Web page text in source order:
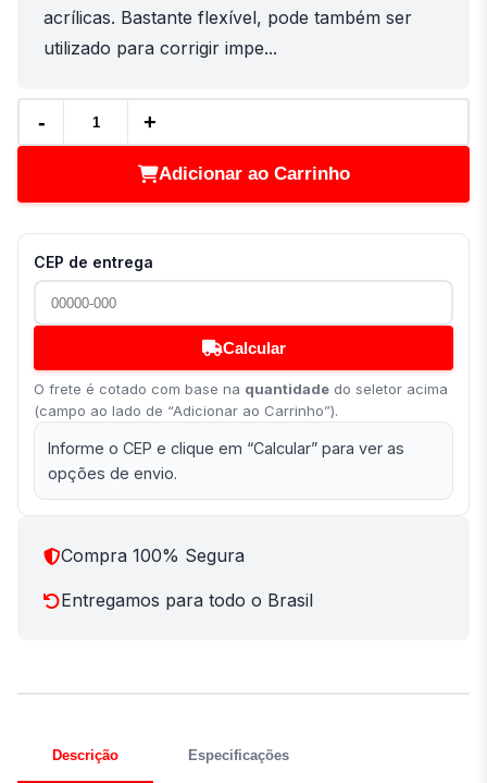
acrílicas. Bastante flexível, pode também ser
utilizado para corrigir impe...
- +
Adicionar ao Carrinho
CEP de entrega
Calcular
O frete é cotado com base na quantidade do seletor acima
(campo ao lado de “Adicionar ao Carrinho”).
Informe o CEP e clique em “Calcular” para ver as
opções de envio.
Compra 100% Segura
Entregamos para todo o Brasil
Descrição Especificações